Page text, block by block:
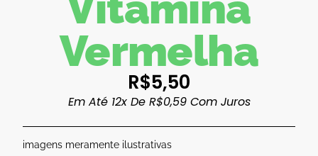
Vermelha
R$5,50
Em Até 12x De R$0,59Com Juros
imagens meramente ilustrativas